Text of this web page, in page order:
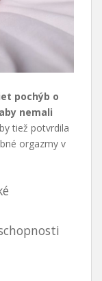
pochýb o
nemali
tiež potvrdila
orgazmy v